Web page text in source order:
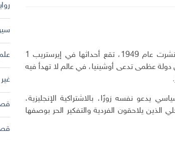
1984 هي رواية من تأليف جورج أورويل نشرت عام 1949، تقع أحداثها في إيرستريب 1
عظمى تدعى أوشينيا، في عالم لا تهدأ فيه
يدعو نفسه زورًا، بالاشتراكية الإنجليزية،
الذين يلاحقون الفردية والتفكير الحر بوصفها